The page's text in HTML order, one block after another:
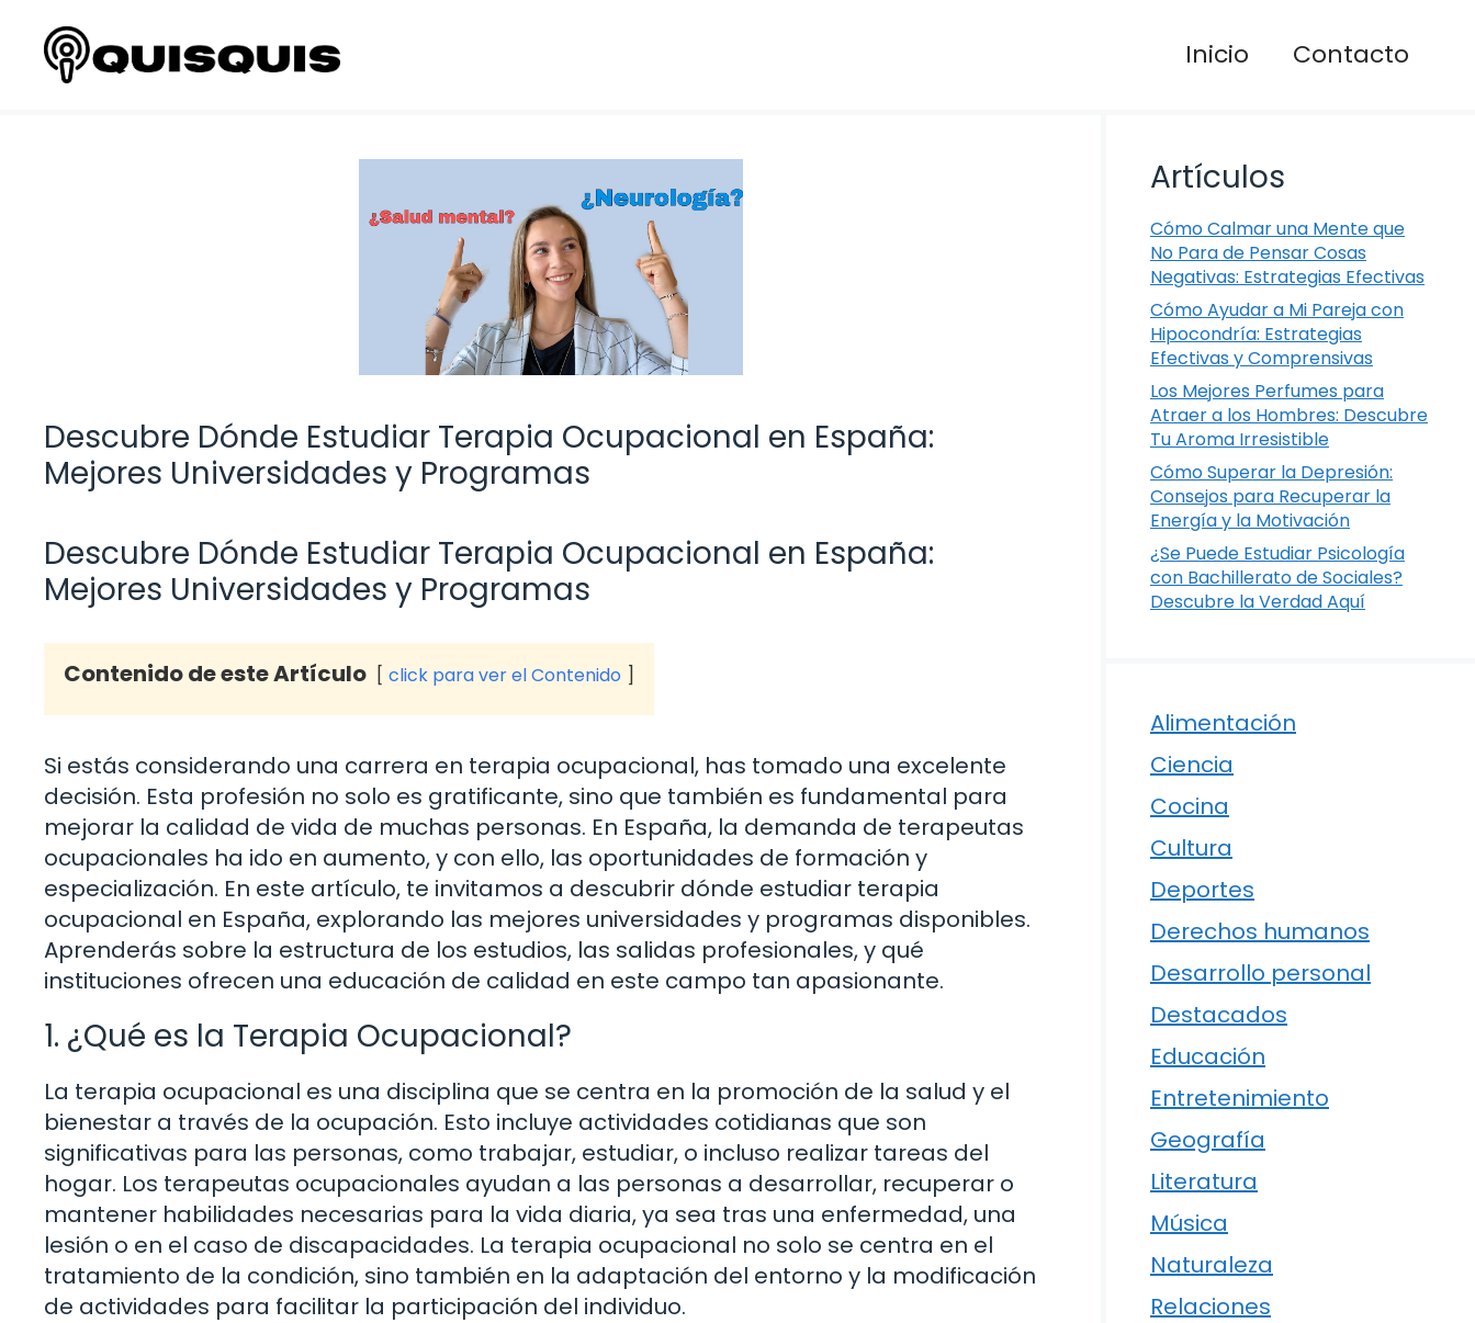
contenido
Inicio Contacto
Descubre Dónde Estudiar Terapia Ocupacional en España:
Mejores Universidades y Programas
Descubre Dónde Estudiar Terapia Ocupacional en España:
Mejores Universidades y Programas
Contenido de este Artículo click para ver el Contenido
Si estás considerando una carrera en terapia ocupacional, has tomado una excelente
decisión. Esta profesión no solo es gratificante, sino que también es fundamental para
mejorar la calidad de vida de muchas personas. En España, la demanda de terapeutas
ocupacionales ha ido en aumento, y con ello, las oportunidades de formación y
especialización. En este artículo, te invitamos a descubrir dónde estudiar terapia
ocupacional en España, explorando las mejores universidades y programas disponibles.
Aprenderás sobre la estructura de los estudios, las salidas profesionales, y qué
instituciones ofrecen una educación de calidad en este campo tan apasionante.
1. ¿Qué es la Terapia Ocupacional?
La terapia ocupacional es una disciplina que se centra en la promoción de la salud y el
bienestar a través de la ocupación. Esto incluye actividades cotidianas que son
significativas para las personas, como trabajar, estudiar, o incluso realizar tareas del
hogar. Los terapeutas ocupacionales ayudan a las personas a desarrollar, recuperar o
mantener habilidades necesarias para la vida diaria, ya sea tras una enfermedad, una
lesión o en el caso de discapacidades. La terapia ocupacional no solo se centra en el
tratamiento de la condición, sino también en la adaptación del entorno y la modificación
de actividades para facilitar la participación del individuo.
Artículos
Cómo Calmar una Mente que
No Para de Pensar Cosas
Negativas: Estrategias Efectivas
Cómo Ayudar a Mi Pareja con
Hipocondría: Estrategias
Efectivas y Comprensivas
Los Mejores Perfumes para
Atraer a los Hombres: Descubre
Tu Aroma Irresistible
Cómo Superar la Depresión:
Consejos para Recuperar la
Energía y la Motivación
¿Se Puede Estudiar Psicología
con Bachillerato de Sociales?
Descubre la Verdad Aquí
Alimentación
Ciencia
Cocina
Cultura
Deportes
Derechos humanos
Desarrollo personal
Destacados
Educación
Entretenimiento
Geografía
Literatura
Música
Naturaleza
Relaciones